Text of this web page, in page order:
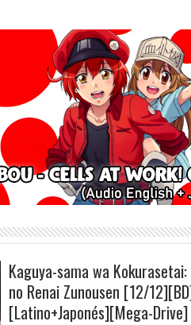
Kaguya-sama wa
no Renai Zunousen [12/
[Latino+Japonés][Mega-Drive]